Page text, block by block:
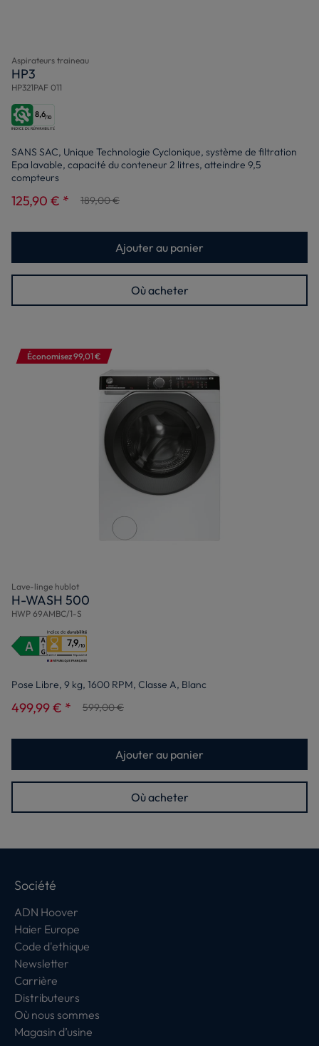
Aspirateurs traineau
HP3
HP321PAF 011
8,6/10
SANS SAC, Unique Technologie Cyclonique, système de filtration
Epa lavable, capacité du conteneur 2 litres, atteindre 9,5
compteurs
125,90 € * 189,00 €
Ajouter au panier
Où acheter
Économisez 99,01 €
Lave-linge hublot
H-WASH 500
HWP 69AMBC/1-S
7,9/10
Pose Libre, 9 kg, 1600 RPM, Classe A, Blanc
499,99 € * 599,00 €
Ajouter au panier
Où acheter
Société
ADN Hoover
Haier Europe
Code d'ethique
Newsletter
Carrière
Distributeurs
Où nous sommes
Magasin d’usine